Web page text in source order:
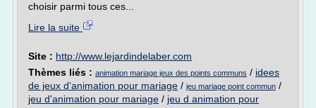
choisir parmi tous ces...
Lire la suite
Site : http://www.lejardindelaber.com
Thèmes liés : animation mariage jeux des points communs / idees
de jeux d'animation pour mariage / jeu mariage point commun /
jeu d'animation pour mariage / jeu d animation pour